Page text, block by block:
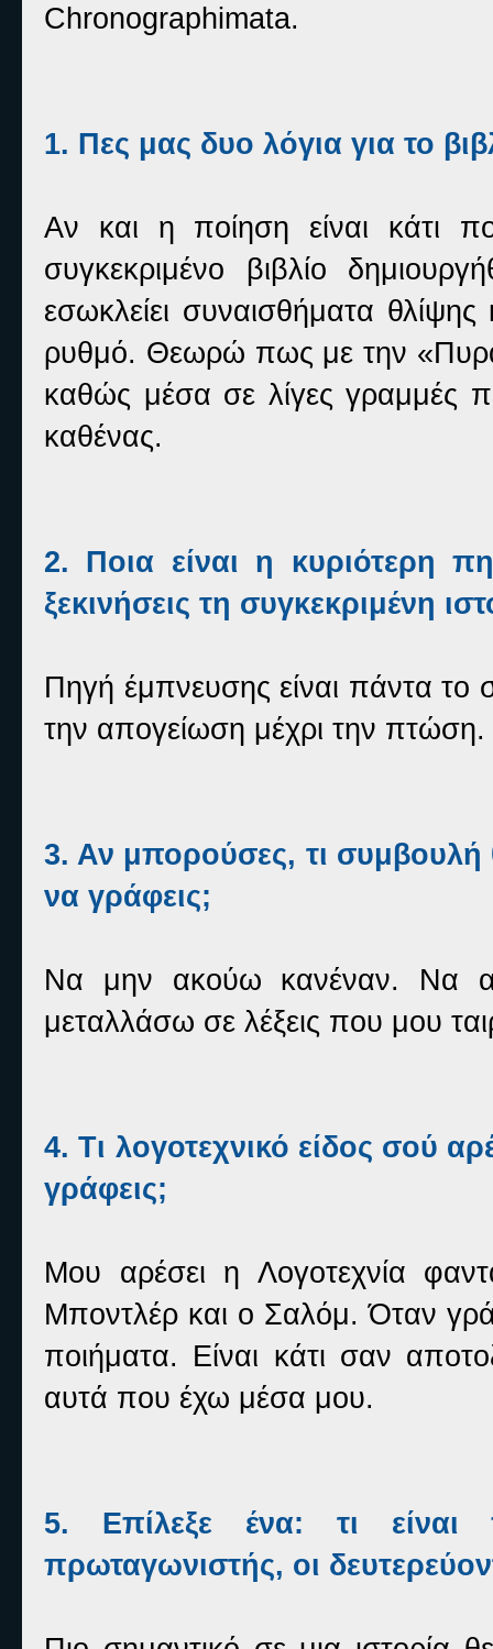
Chronographimata.
1. Πες μας δυο λόγια για το
Αν και η ποίηση είναι κάτι
συγκεκριμένο βιβλίο
εσωκλείει συναισθήματα
ρυθμό. Θεωρώ πως με την
καθώς μέσα σε λίγες γραμμές
καθένας.
2. Ποια είναι η κυριότερη
ξεκινήσεις τη συγκεκριμένη
Πηγή έμπνευσης είναι πάντα
την απογείωση μέχρι την πτώση.
3. Αν μπορούσες, τι συμβουλή
να γράφεις;
Να μην ακούω κανέναν. Να
μεταλλάσω σε λέξεις που μου
4. Τι λογοτεχνικό είδος σού
γράφεις;
Μου αρέσει η Λογοτεχνία
Μποντλέρ και ο Σαλόμ. Όταν
ποιήματα. Είναι κάτι σαν
αυτά που έχω μέσα μου.
5. Επίλεξε ένα: τι
πρωταγωνιστής, οι